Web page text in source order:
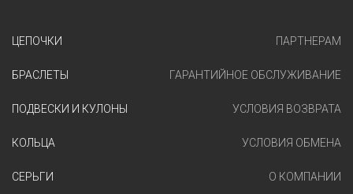
ЦЕПОЧКИ
БРАСЛЕТЫ
ПОДВЕСКИ И КУЛОНЫ
КОЛЬЦА
СЕРЬГИ
ПАРТНЕРАМ
ГАРАНТИЙНОЕ ОБСЛУЖИВАНИЕ
УСЛОВИЯ ВОЗВРАТА
УСЛОВИЯ ОБМЕНА
О КОМПАНИИ